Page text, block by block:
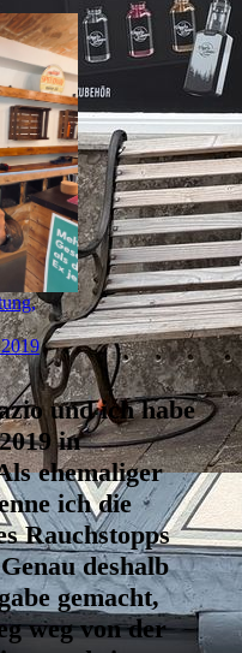
und ich habe
in
ehemaliger
ich die
Rauchstopps
deshalb
gemacht,
weg von der